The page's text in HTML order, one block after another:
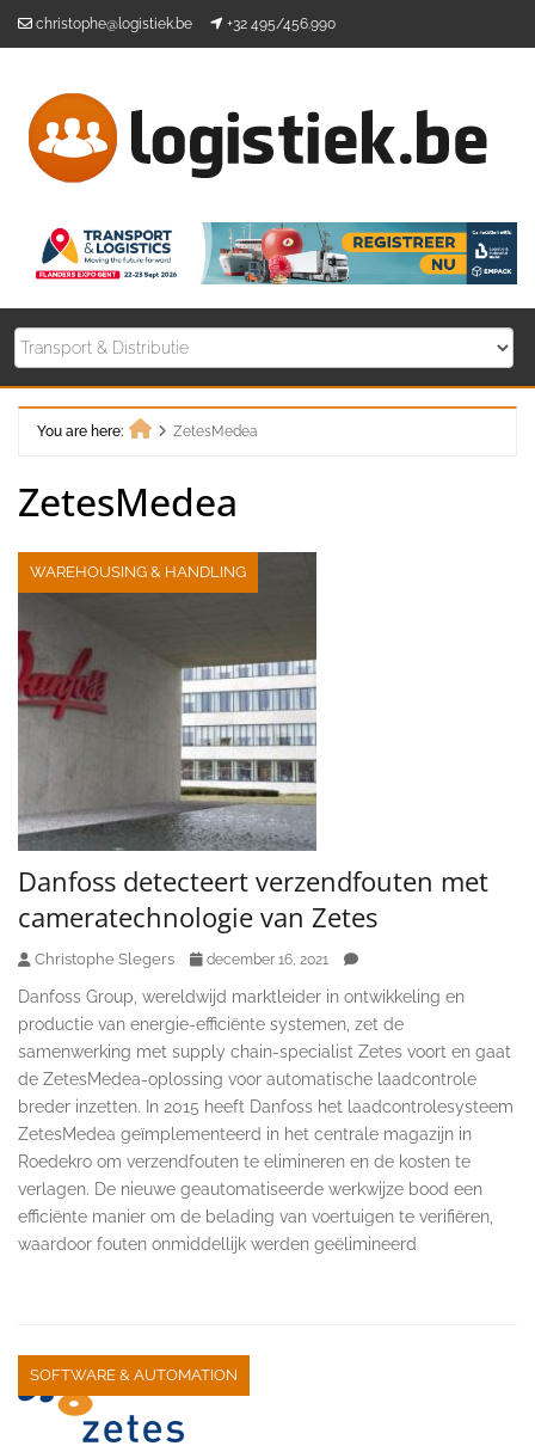
christophe@logistiek.be +32 495/456.990
You are here:
ZetesMedea
ZetesMedea
WAREHOUSING & HANDLING
Danfoss detecteert verzendfouten met
cameratechnologie van Zetes
Christophe Slegers december 16, 2021
Danfoss Group, wereldwijd marktleider in ontwikkeling en
productie van energie-efficiënte systemen, zet de
samenwerking met supply chain-specialist Zetes voort en gaat
de ZetesMedea-oplossing voor automatische laadcontrole
breder inzetten. In 2015 heeft Danfoss het laadcontrolesysteem
ZetesMedea geïmplementeerd in het centrale magazijn in
Roedekro om verzendfouten te elimineren en de kosten te
verlagen. De nieuwe geautomatiseerde werkwijze bood een
efficiënte manier om de belading van voertuigen te verifiëren,
waardoor fouten onmiddellijk werden geëlimineerd
SOFTWARE & AUTOMATION